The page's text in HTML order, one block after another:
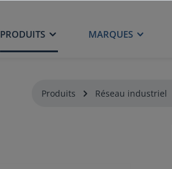
PRODUITS MARQUES
Produits Réseau industriel